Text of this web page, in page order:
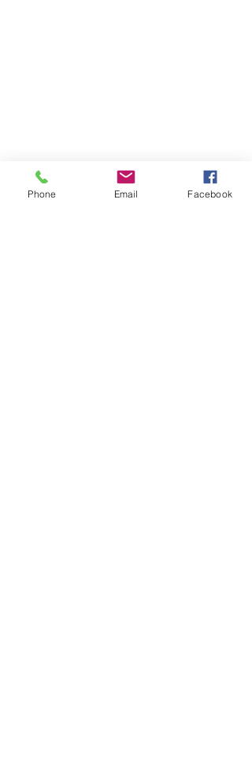
Phone Email Facebook